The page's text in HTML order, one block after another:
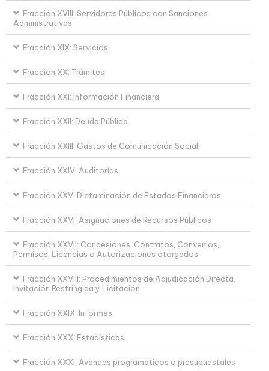
Fracción XVIII: Servidores Públicos con Sanciones
Administrativas
Fracción XIX: Servicios
Fracción XX: Trámites
Fracción XXI: Información Financiera
Fracción XXII: Deuda Pública
Fracción XXIII: Gastos de Comunicación Social
Fracción XXIV: Auditorías
Fracción XXV: Dictaminación de Estados Financieros
Fracción XXVI: Asignaciones de Recursos Públicos
Fracción XXVII: Concesiones, Contratos, Convenios,
Permisos, Licencias o Autorizaciones otorgados
Fracción XXVIII: Procedimientos de Adjudicación Directa,
Invitación Restringida y Licitación
Fracción XXIX: Informes
Fracción XXX: Estadísticas
Fracción XXXI: Avances programáticos o presupuestales